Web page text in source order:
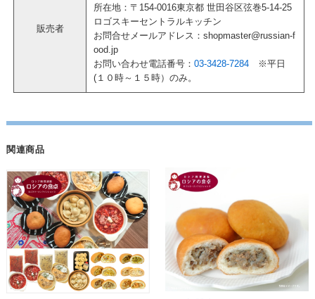
販売者
所在地：〒154-0016東京都 世田谷区弦巻5-14-25
ロゴスキーセントラルキッチン
お問合せメールアドレス：shopmaster@russian-f
ood.jp
お問い合わせ電話番号：03-3428-7284 ※平日
(１０時～１５時）のみ。
関連商品